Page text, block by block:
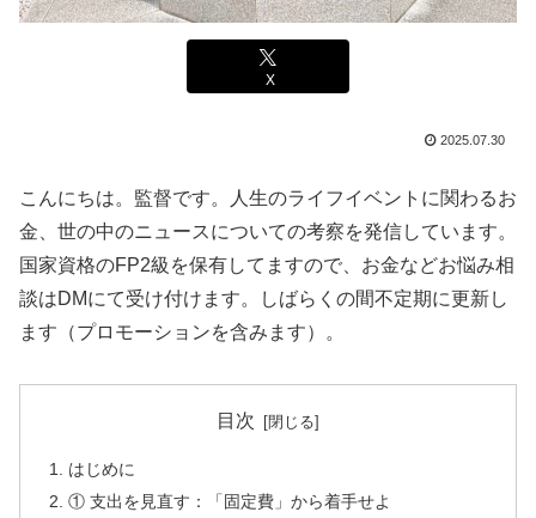
X
2025.07.30
こんにちは。監督です。人生のライフイベントに関わるお
金、世の中のニュースについての考察を発信しています。
国家資格のFP2級を保有してますので、お金などお悩み相
談はDMにて受け付けます。しばらくの間不定期に更新し
ます（プロモーションを含みます）。
目次
はじめに
① 支出を見直す：「固定費」から着手せよ